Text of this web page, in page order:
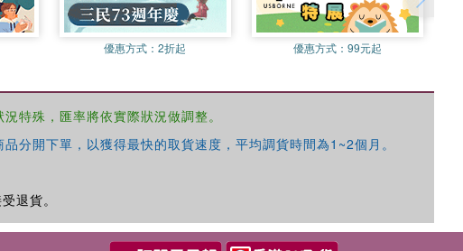
優惠方式：2折起 優惠方式：99元起
特殊，匯率將依實際狀況做調整。
分開下單，以獲得最快的取貨速度，平均調貨時間為1~2個月。
退貨。